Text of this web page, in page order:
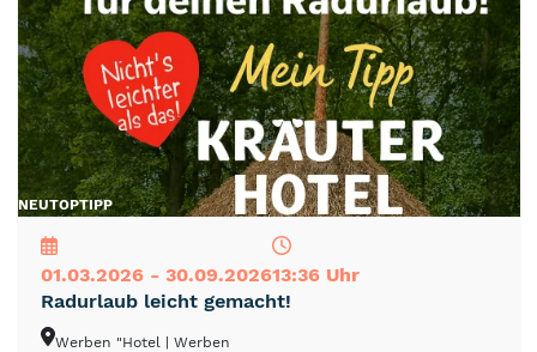
NEUTOPTIPP
01.03.2026 - 30.09.202613:36 Uhr
Radurlaub leicht gemacht!
Werben "Hotel | Werben